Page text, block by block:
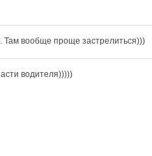
Там вообще проще застрелиться)))
водителя)))))